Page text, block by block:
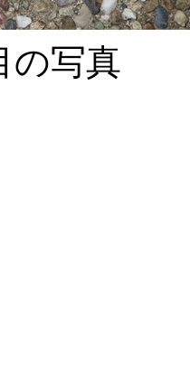
の写真